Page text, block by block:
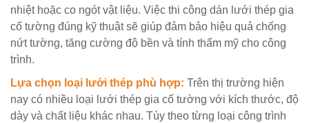
nhiệt hoặc co ngót vật liệu. Việc thi công dán lưới thép gia
cố tường đúng kỹ thuật sẽ giúp đảm bảo hiệu quả chống
nứt tường, tăng cường độ bền và tính thẩm mỹ cho công
trình.
Lựa chọn loại lưới thép phù hợp: Trên thị trường hiện
nay có nhiều loại lưới thép gia cố tường với kích thước, độ
dày và chất liệu khác nhau. Tùy theo từng loại công trình